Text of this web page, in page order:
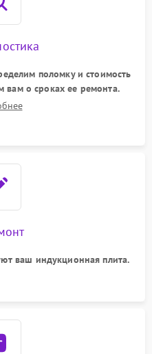
поломку и стоимость
вам о сроках ее ремонта.
ваш индукционная плита.